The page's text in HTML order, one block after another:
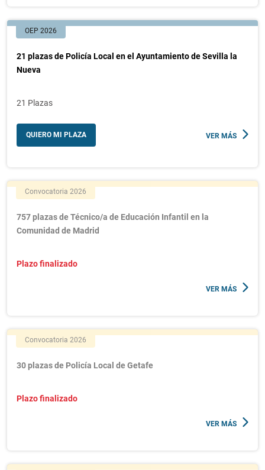
OEP 2026
21 plazas de Policía Local en el Ayuntamiento de Sevilla la
Nueva
21 Plazas
QUIERO MI PLAZA VER MÁS
Convocatoria 2026
757 plazas de Técnico/a de Educación Infantil en la
Comunidad de Madrid
Plazo finalizado
VER MÁS
Convocatoria 2026
30 plazas de Policía Local de Getafe
Plazo finalizado
VER MÁS